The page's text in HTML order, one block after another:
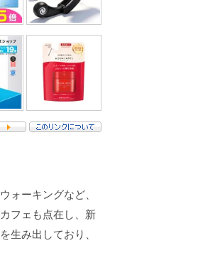
ォーキングなど、
フェも点在し、新
み出しており、